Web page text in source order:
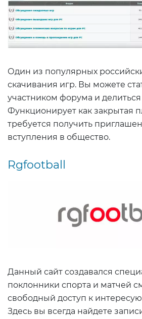
Один из популярных
скачивания игр. Вы можете
участником форума и
Функционирует как закрытая
требуется получить
вступления в общество.
Rgfootball
Данный сайт создавался
поклонники спорта и матчей
свободный доступ к
Здесь вы всегда найдете